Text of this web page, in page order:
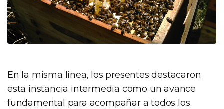
En la misma línea, los presentes destacaron
esta instancia intermedia como un avance
fundamental para acompañar a todos los